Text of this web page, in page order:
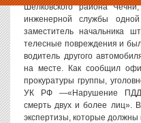
Шелковского района
инженерной службы
заместитель начальника
телесные повреждения и
водитель другого
на месте. Как сообщил
прокуратуры группы,
УК РФ —«Нарушение ПДД,
смерть двух и более лиц».
экспертизы, которые должны